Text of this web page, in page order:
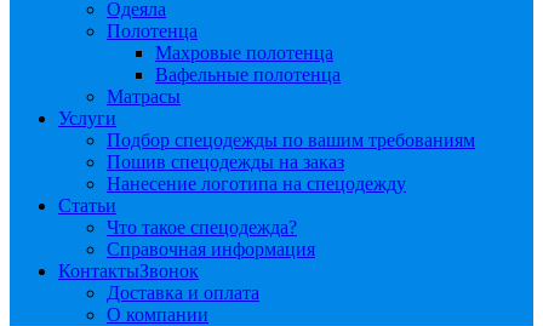
Одеяла
Полотенца
Махровые полотенца
Вафельные полотенца
Матрасы
Услуги
Подбор спецодежды по вашим требованиям
Пошив спецодежды на заказ
Нанесение логотипа на спецодежду
Статьи
Что такое спецодежда?
Справочная информация
КонтактыЗвонок
Доставка и оплата
О компании